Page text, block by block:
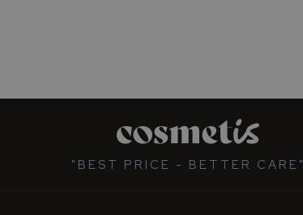
"BEST PRICE - BETTER CARE"